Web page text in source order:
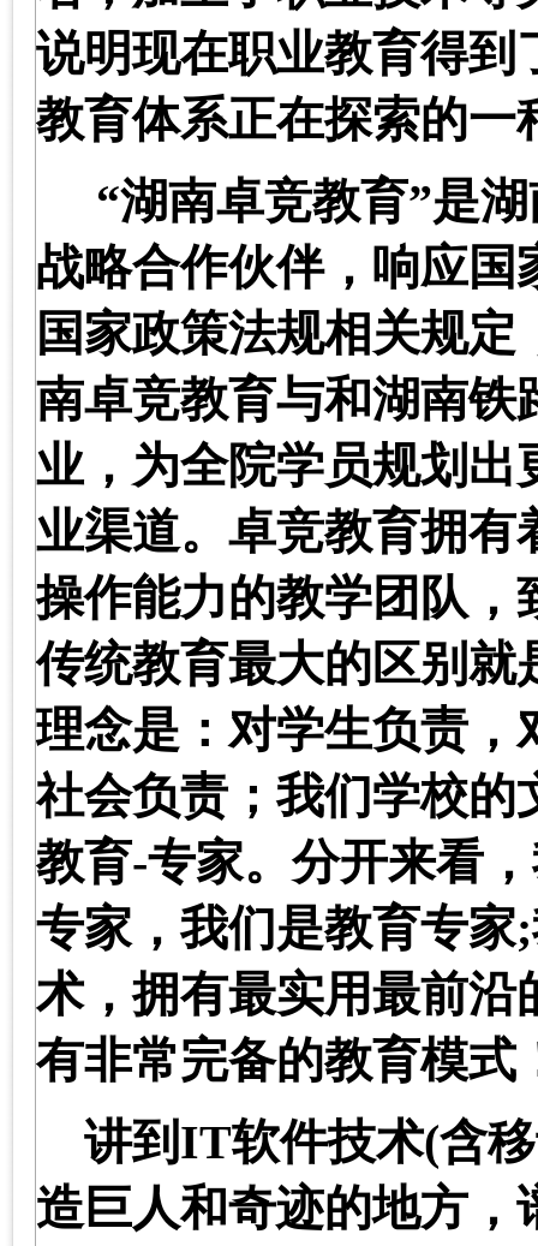
说明现在职业教育得
教育体系正在探索的一
“湖南卓竞教育”是
战略合作伙伴，响应
国家政策法规相关规
南卓竞教育与和湖南
业，为全院学员规划
业渠道。卓竞教育拥
操作能力的教学团队，
传统教育最大的区别
理念是：对学生负责
社会负责；我们学校的
教育-专家。分开来看
专家，我们是教育专家;
术，拥有最实用最前
有非常完备的教育模式
讲到 IT软件技术(含
造巨人和奇迹的地方